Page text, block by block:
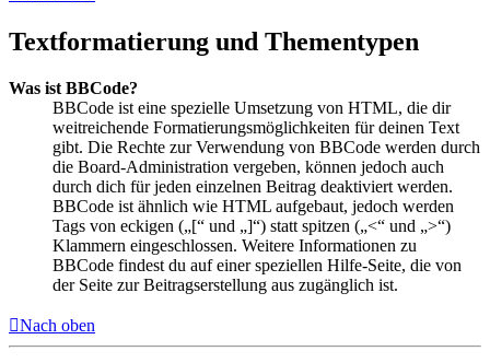
Textformatierung und Thementypen
Was ist BBCode?
BBCode ist eine spezielle Umsetzung von HTML, die dir
weitreichende Formatierungsmöglichkeiten für deinen Text
gibt. Die Rechte zur Verwendung von BBCode werden durch
die Board-Administration vergeben, können jedoch auch
durch dich für jeden einzelnen Beitrag deaktiviert werden.
BBCode ist ähnlich wie HTML aufgebaut, jedoch werden
Tags von eckigen („[“ und „]“) statt spitzen („<“ und „>“)
Klammern eingeschlossen. Weitere Informationen zu
BBCode findest du auf einer speziellen Hilfe-Seite, die von
der Seite zur Beitragserstellung aus zugänglich ist.
Nach oben